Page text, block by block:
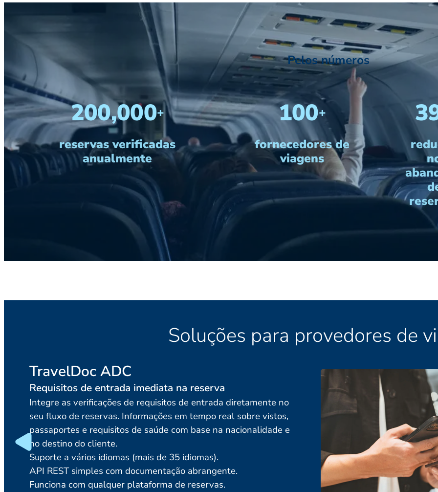
Pelos números
200,000+
reservas verificadas
anualmente
100+
fornecedores de
viagens
Soluções para provedores de
TravelDoc ADC
Requisitos de entrada imediata na reserva
Integre as verificações de requisitos de entrada diretamente no
seu fluxo de reservas. Informações em tempo real sobre vistos,
passaportes e requisitos de saúde com base na nacionalidade e
no destino do cliente.
Suporte a vários idiomas (mais de 35 idiomas).
API REST simples com documentação abrangente.
Funciona com qualquer plataforma de reservas.